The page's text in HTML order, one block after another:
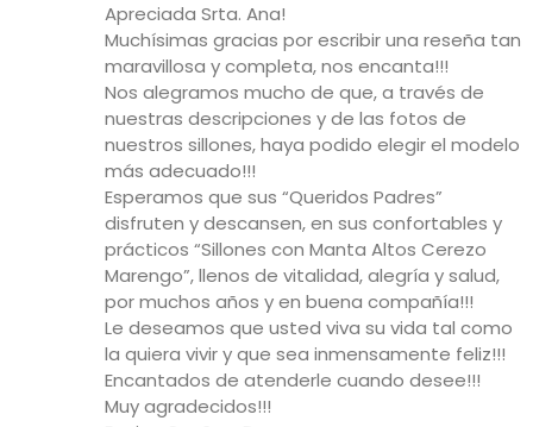
Apreciada Srta. Ana!
Muchísimas gracias por escribir una reseña tan
maravillosa y completa, nos encanta!!!
Nos alegramos mucho de que, a través de
nuestras descripciones y de las fotos de
nuestros sillones, haya podido elegir el modelo
más adecuado!!!
Esperamos que sus “Queridos Padres”
disfruten y descansen, en sus confortables y
prácticos “Sillones con Manta Altos Cerezo
Marengo”, llenos de vitalidad, alegría y salud,
por muchos años y en buena compañía!!!
Le deseamos que usted viva su vida tal como
la quiera vivir y que sea inmensamente feliz!!!
Encantados de atenderle cuando desee!!!
Muy agradecidos!!!